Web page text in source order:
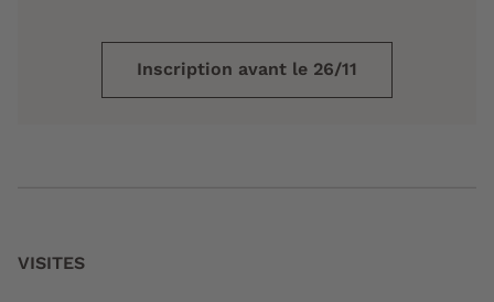
Inscription avant le 26/11
VISITES